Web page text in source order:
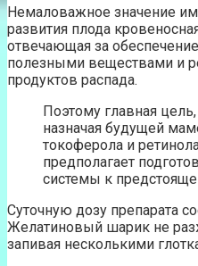
Немаловажное значение
развития плода
отвечающая за
полезными веществами и
продуктов распада.
Поэтому главная
назначая будущей
токоферола и
предполагает
системы к
Суточную дозу препарата
Желатиновый шарик не
запивая несколькими